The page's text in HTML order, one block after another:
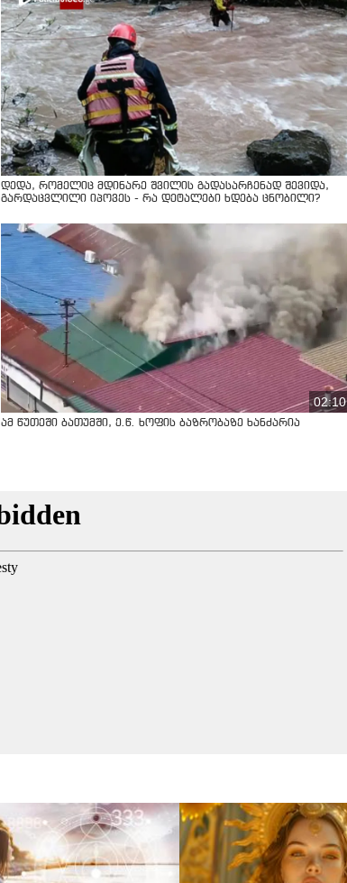
დედა, რომელიც მდინარე შვილის გადასარჩენად შევიდა,
გარდაცვლილი იპოვეს - რა დეტალები ხდება ცნობილი?
02:10
ამ წუთეში ბათუმში, ე.წ. ხოფის ბაზრობაზე ხანძარია